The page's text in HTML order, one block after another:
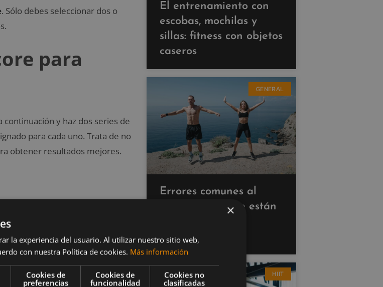
. Sólo debes seleccionar dos o
para
y haz dos series de
para cada uno. Trata de no
obtener resultados mejores.
en la que debes llevar tus
abajo y los brazos en alto.
todo el movimiento a
El entrenamiento con
escobas, mochilas y
sillas: fitness con objetos
caseros
GENERAL
Errores comunes al
hacer cardio que están
resultados
HIIT
×
la experiencia del usuario. Al utilizar nuestro sitio web,
con nuestra Política de cookies. Más información
Cookies de
preferencias
Cookies de
funcionalidad
Cookies no
clasificadas